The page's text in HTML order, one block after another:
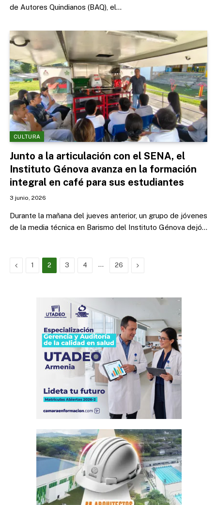
de Autores Quindianos (BAQ), el…
CULTURA
Junto a la articulación con el SENA, el
Instituto Génova avanza en la formación
integral en café para sus estudiantes
3 junio, 2026
Durante la mañana del jueves anterior, un grupo de jóvenes
de la media técnica en Barismo del Instituto Génova dejó…
Previous
1 2 3 4 … 26 Next